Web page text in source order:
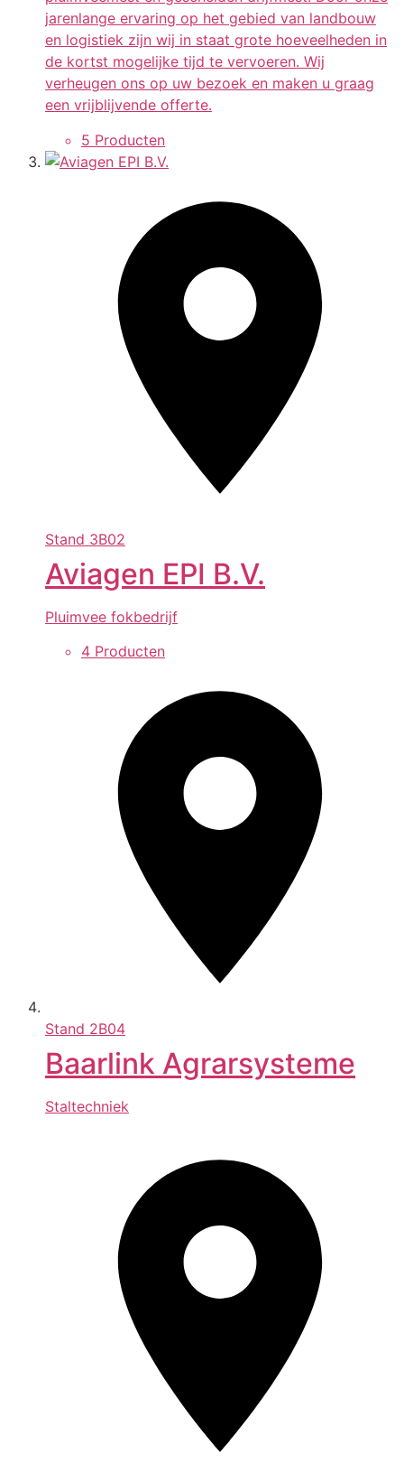
jarenlange ervaring op het gebied van landbouw
en logistiek zijn wij in staat grote hoeveelheden in
de kortst mogelijke tijd te vervoeren. Wij
verheugen ons op uw bezoek en maken u graag
een vrijblijvende offerte.
5 Producten
Stand 3B02
Aviagen EPI B.V.
Pluimvee fokbedrijf
4 Producten
Stand 2B04
Baarlink Agrarsysteme
Staltechniek